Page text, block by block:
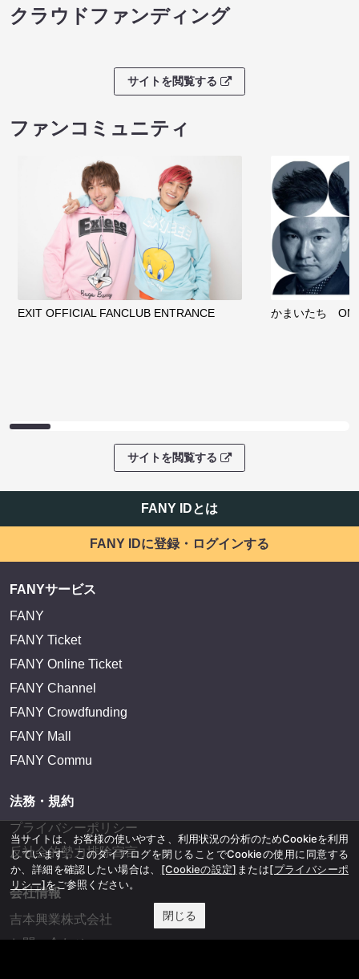
クラウドファンディング
サイトを閲覧する
ファンコミュニティ
EXIT OFFICIAL FANCLUB ENTRANCE かまいたち
サイトを閲覧する
FANY IDとは
FANY IDに登録・ログインする
FANYサービス
FANY
FANY Ticket
FANY Online Ticket
FANY Channel
FANY Crowdfunding
FANY Mall
FANY Commu
法務・規約
プライバシーポリシー
反社会的勢力排除宣言
会社情報
吉本興業株式会社
お問い合わせ
当サイトは、お客様の使いやすさ、利用状況の分析のためCookieを利用
しています。このダイアログを閉じることでCookieの使用に同意する
か、詳細を確認したい場合は、 [Cookieの設定] または[プライバシーポ
リシー]をご参照ください。
閉じる